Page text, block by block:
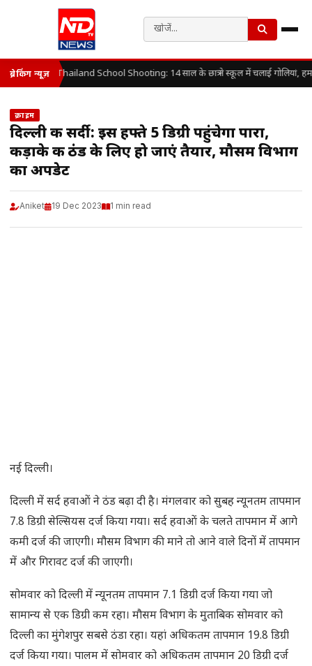
ब्रेकिंग न्यूज़ Thailand School Shooting: 14 साल के छात्र ने स्कूल में चलाई गोलियां,
क्राइम
दिल्ली की सर्दी: इस हफ्ते 5 डिग्री पहुंचेगा पारा,
कड़ाके की ठंड के लिए हो जाएं तैयार, मौसम विभाग
का अपडेट
Aniket 19 Dec 2023 1 min read
नई दिल्ली।
दिल्ली में सर्द हवाओं ने ठंड बढ़ा दी है। मंगलवार को सुबह न्यूनतम तापमान
7.8 डिग्री सेल्सियस दर्ज किया गया। सर्द हवाओं के चलते तापमान में आगे
कमी दर्ज की जाएगी। मौसम विभाग की माने तो आने वाले दिनों में तापमान
में और गिरावट दर्ज की जाएगी।
सोमवार को दिल्ली में न्यूनतम तापमान 7.1 डिग्री दर्ज किया गया जो
सामान्य से एक डिग्री कम रहा। मौसम विभाग के मुताबिक सोमवार को
दिल्ली का मुंगेशपुर सबसे ठंडा रहा। यहां अधिकतम तापमान 19.8 डिग्री
दर्ज किया गया। पालम में सोमवार को अधिकतम तापमान 20 डिग्री दर्ज